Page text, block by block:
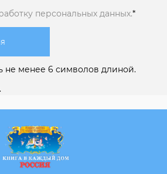
персональных данных.*
не менее 6 символов длиной.